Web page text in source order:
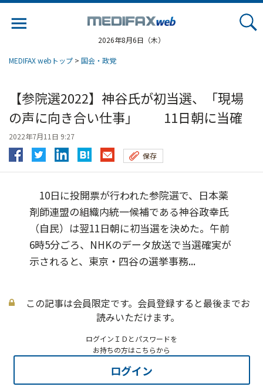
2026年8月6日（木）
MEDIFAX webトップ > 国会・政党
【参院選2022】神谷氏が初当選、「現場
の声に向き合い仕事」 11日朝に当確
2022年7月11日 9:27
保存
10日に投開票が行われた参院選で、日本薬
剤師連盟の組織内統一候補である神谷政幸氏
（自民）は翌11日朝に初当選を決めた。午前
6時5分ごろ、NHKのデータ放送で当選確実が
示されると、東京・四谷の選挙事務...
この記事は会員限定です。会員登録すると最後までお
読みいただけます。
ログインＩＤとパスワードを
お持ちの方はこちらから
ログイン